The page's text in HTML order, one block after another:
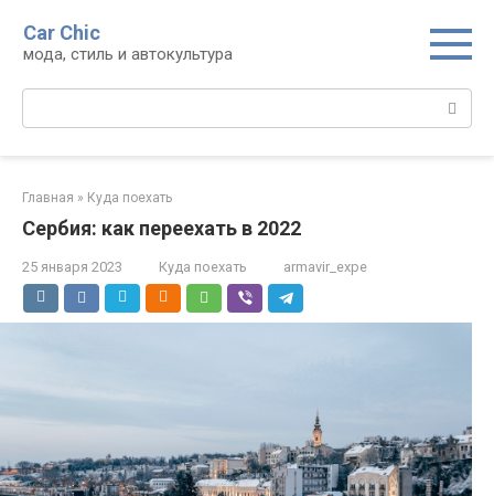
контенту
Car Chic
мода, стиль и автокультура
Поиск:
Главная » Куда поехать
Сербия: как переехать в 2022
25 января 2023 Куда поехать armavir_expe